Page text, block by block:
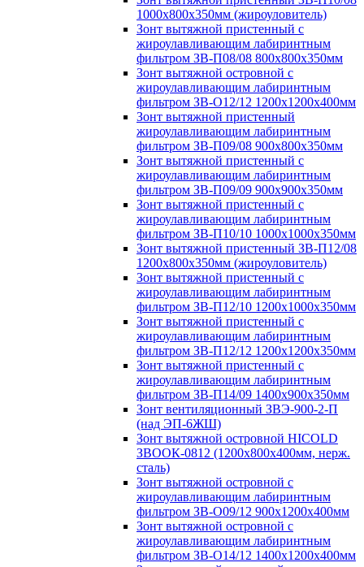
1000х800х350мм (жироуловитель)
Зонт вытяжной пристенный с
жироулавливающим лабиринтным
фильтром ЗВ-П08/08 800х800х350мм
Зонт вытяжной островной с
жироулавливающим лабиринтным
фильтром ЗВ-О12/12 1200х1200х400мм
Зонт вытяжной пристенный
жироулавливающим лабиринтным
фильтром ЗВ-П09/08 900х800х350мм
Зонт вытяжной пристенный с
жироулавливающим лабиринтным
фильтром ЗВ-П09/09 900х900х350мм
Зонт вытяжной пристенный с
жироулавливающим лабиринтным
фильтром ЗВ-П10/10 1000х1000х350мм
Зонт вытяжной пристенный ЗВ-П12/08
1200х800х350мм (жироуловитель)
Зонт вытяжной пристенный с
жироулавливающим лабиринтным
фильтром ЗВ-П12/10 1200х1000х350мм
Зонт вытяжной пристенный с
жироулавливающим лабиринтным
фильтром ЗВ-П12/12 1200х1200х350мм
Зонт вытяжной пристенный с
жироулавливающим лабиринтным
фильтром ЗВ-П14/09 1400х900х350мм
Зонт вентиляционный ЗВЭ-900-2-П
(над ЭП-6ЖШ)
Зонт вытяжной островной HICOLD
ЗВООК-0812 (1200х800x400мм, нерж.
сталь)
Зонт вытяжной островной с
жироулавливающим лабиринтным
фильтром ЗВ-О09/12 900х1200х400мм
Зонт вытяжной островной с
жироулавливающим лабиринтным
фильтром ЗВ-О14/12 1400х1200х400мм